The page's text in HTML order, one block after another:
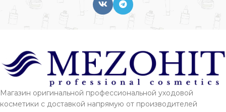
Магазин оригинальной профессиональной уходовой
косметики с доставкой напрямую от производителей